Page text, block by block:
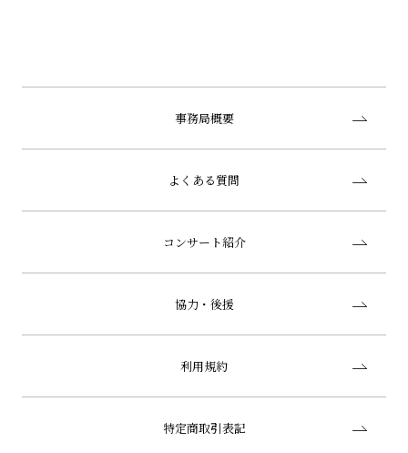
事務局概要
よくある質問
コンサート紹介
協力・後援
利用規約
特定商取引表記